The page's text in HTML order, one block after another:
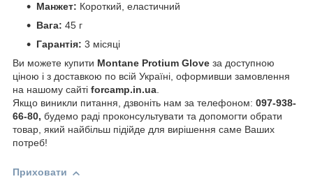
Манжет: Короткий, еластичний
Вага: 45 г
Гарантія: 3 місяці
Ви можете купити Montane Protium Glove за доступною
ціною і з доставкою по всій Україні, оформивши замовлення
на нашому сайті forcamp.in.ua.
Якщо виникли питання, дзвоніть нам за телефоном: 097-938-
66-80, будемо раді проконсультувати та допомогти обрати
товар, який найбільш підійде для вирішення саме Ваших
потреб!
Приховати